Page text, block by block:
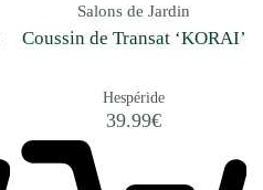
Salons de Jardin
Coussin de Transat ‘KORAI’
Hespéride
39.99€